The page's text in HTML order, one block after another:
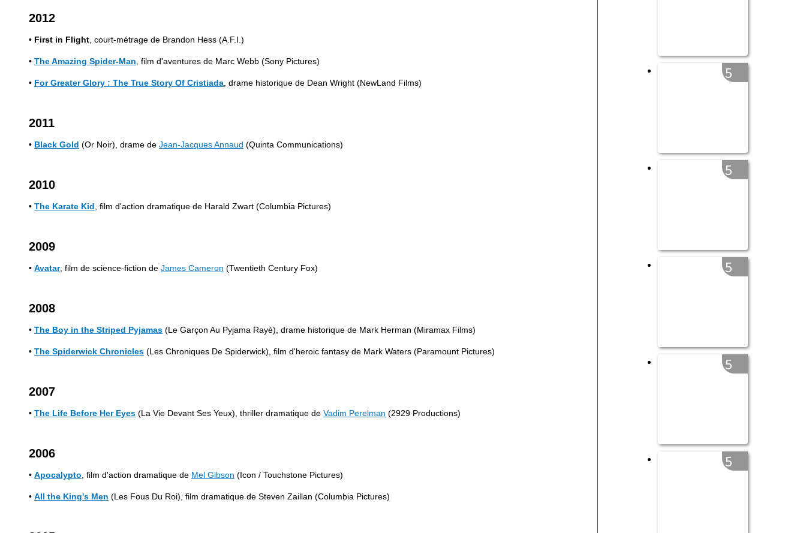
2012
• First in Flight , court-métrage de Brandon Hess (A.F.I.)
• The Amazing Spider-Man film d'aventures de Marc Webb (Sony Pictures)
• For Greater Glory : The True Story Of Cristiada , drame historique de Dean Wright (NewLand Films)
2011
• Black Gold (Or Noir), drame de Jean-Jacques Annaud (Quinta Communications)
2010
• The Karate Kid , film d'action dramatique de Harald Zwart (Columbia Pictures)
2009
• Avatar, film de science-fiction de James Cameron (Twentieth Century Fox)
2008
• The Boy in the Striped Pyjamas (Le Garçon Au Pyjama Rayé), drame historique de Mark Herman (Miramax Films)
• The Spiderwick Chronicles (Les Chroniques De Spiderwick), film d'heroic fantasy de Mark Waters (Paramount Pictures)
2007
• The Life Before Her Eyes (La Vie Devant Ses Yeux), thriller dramatique de Vadim Perelman (2929 Productions)
2006
• Apocalypto , film d'action dramatique de Mel Gibson (Icon / Touchstone Pictures)
• All the King's Men (Les Fous Du Roi), film dramatique de Steven Zaillan (Columbia Pictures)
5
5
5
5
5